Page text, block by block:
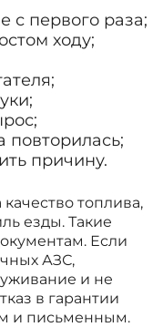
с первого раза;
ходу;
повторилась;
причину.
топлива,
езды. Такие
Если
АЗС,
и не
в гарантии
и письменным.